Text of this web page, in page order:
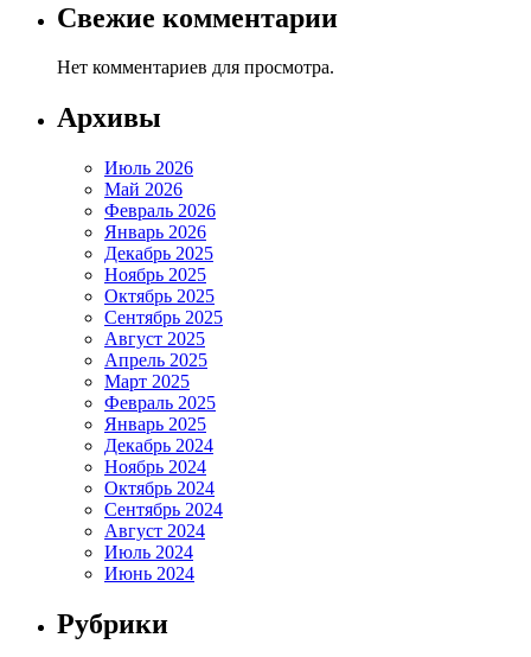
Свежие комментарии
Нет комментариев для просмотра.
Архивы
Июль 2026
Май 2026
Февраль 2026
Январь 2026
Декабрь 2025
Ноябрь 2025
Октябрь 2025
Сентябрь 2025
Август 2025
Апрель 2025
Март 2025
Февраль 2025
Январь 2025
Декабрь 2024
Ноябрь 2024
Октябрь 2024
Сентябрь 2024
Август 2024
Июль 2024
Июнь 2024
Рубрики